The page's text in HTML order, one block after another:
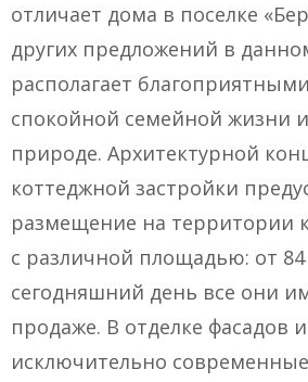
отличает дома в поселке
других предложений в
располагает
спокойной семейной жизни
природе. Архитектурной
коттеджной застройки
размещение на территории
с различной площадью: от
сегодняшний день все они
продаже. В отделке фасадов
исключительно